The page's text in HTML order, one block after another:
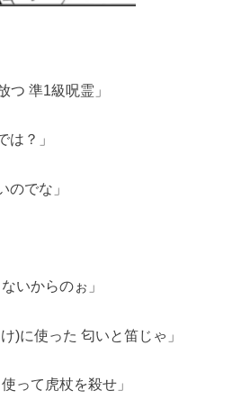
つ 準1級呪霊」
は？」
のでな」
いからのぉ」
)に使った 匂いと笛じゃ」
って虎杖を殺せ」